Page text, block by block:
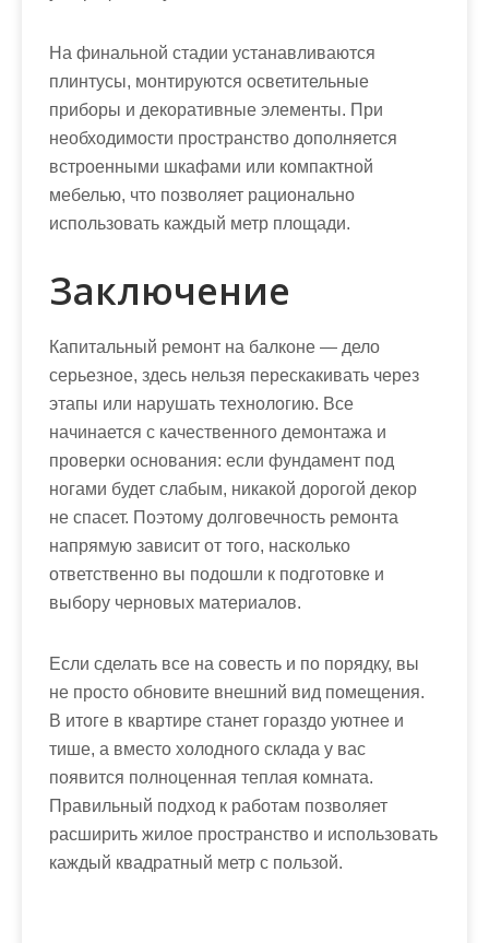
На финальной стадии устанавливаются
плинтусы, монтируются осветительные
приборы и декоративные элементы. При
необходимости пространство дополняется
встроенными шкафами или компактной
мебелью, что позволяет рационально
использовать каждый метр площади.
Заключение
Капитальный ремонт на балконе — дело
серьезное, здесь нельзя перескакивать через
этапы или нарушать технологию. Все
начинается с качественного демонтажа и
проверки основания: если фундамент под
ногами будет слабым, никакой дорогой декор
не спасет. Поэтому долговечность ремонта
напрямую зависит от того, насколько
ответственно вы подошли к подготовке и
выбору черновых материалов.
Если сделать все на совесть и по порядку, вы
не просто обновите внешний вид помещения.
В итоге в квартире станет гораздо уютнее и
тише, а вместо холодного склада у вас
появится полноценная теплая комната.
Правильный подход к работам позволяет
расширить жилое пространство и использовать
каждый квадратный метр с пользой.